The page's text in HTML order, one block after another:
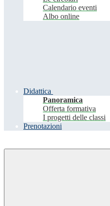
Calendario eventi
Albo online
Didattica
Panoramica
Offerta formativa
I progetti delle classi
Prenotazioni